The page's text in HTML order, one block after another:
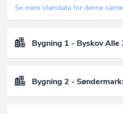
Se mere stamdata for denne
Bygning 1 - Byskov Alle
Bygning 2 -